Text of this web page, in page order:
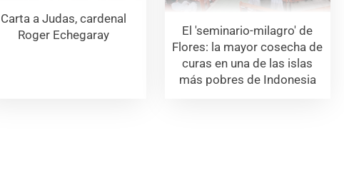
Carta a Judas, cardenal
Roger Echegaray
El 'seminario-milagro' de
Flores: la mayor cosecha de
curas en una de las islas
más pobres de Indonesia